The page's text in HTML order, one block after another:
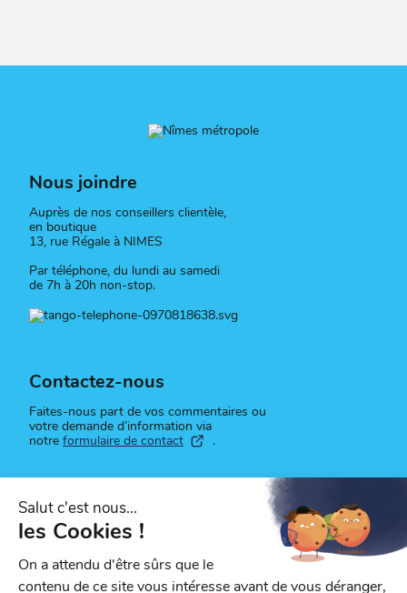
Nous joindre
Auprès de nos conseillers clientèle,
en boutique
13, rue Régale à NIMES
Par téléphone, du lundi au samedi
de 7h à 20h non-stop.
Contactez-nous
Faites-nous part de vos commentaires ou
votre demande d’information via
notre formulaire de contact .
Suivez-nous
Retrouvez toute l'actualité du réseau sur